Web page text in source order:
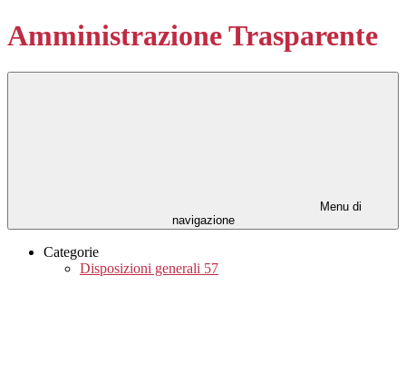
Amministrazione Trasparente
Menu di
navigazione
Categorie
Disposizioni generali 57